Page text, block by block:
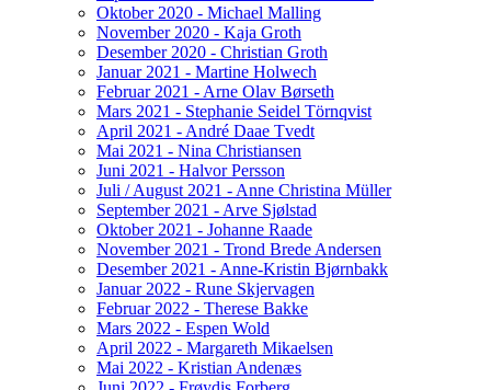
Oktober 2020 - Michael Malling
November 2020 - Kaja Groth
Desember 2020 - Christian Groth
Januar 2021 - Martine Holwech
Februar 2021 - Arne Olav Børseth
Mars 2021 - Stephanie Seidel Törnqvist
April 2021 - André Daae Tvedt
Mai 2021 - Nina Christiansen
Juni 2021 - Halvor Persson
Juli / August 2021 - Anne Christina Müller
September 2021 - Arve Sjølstad
Oktober 2021 - Johanne Raade
November 2021 - Trond Brede Andersen
Desember 2021 - Anne-Kristin Bjørnbakk
Januar 2022 - Rune Skjervagen
Februar 2022 - Therese Bakke
Mars 2022 - Espen Wold
April 2022 - Margareth Mikaelsen
Mai 2022 - Kristian Andenæs